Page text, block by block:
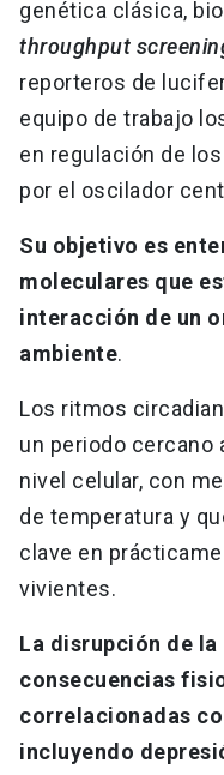
genética clásica,
throughput
reporteros de
equipo de trabajo
en regulación de
por el oscilador
Su objetivo es
moleculares que
interacción de un
ambiente.
Los ritmos
un periodo cercano
nivel celular, con
de temperatura y
clave en
vivientes.
La disrupción de
consecuencias
correlacionadas
incluyendo